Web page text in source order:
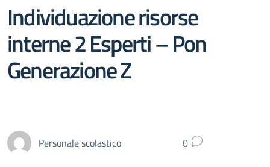
Individuazione risorse
interne 2 Esperti – Pon
Generazione Z
Personale scolastico 0